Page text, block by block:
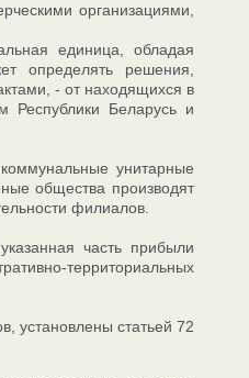
организациями,
единица, обладая
определять решения,
- от находящихся в
Республики Беларусь и
унитарные
общества производят
филиалов.
часть прибыли
территориальных
установлены статьей 72